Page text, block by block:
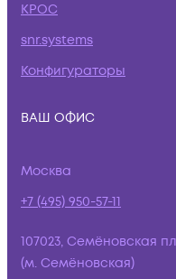
КРОС
snr.systems
Конфигураторы
ВАШ ОФИС
Москва
+7 (495) 950-57-11
107023, Семёновская
(м. Семёновская)